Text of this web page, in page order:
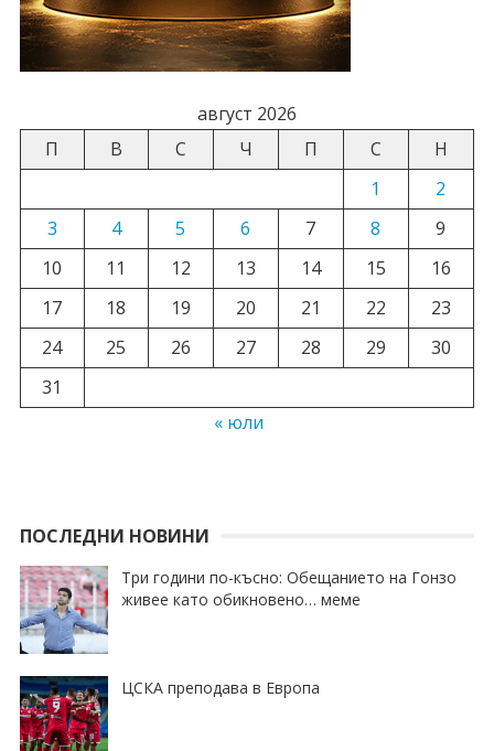
август 2026
П
В С Ч П С
Н
1
2
3
4 5 6 7 8
9
10
11 12 13 14 15
16
17
18 19 20 21 22
23
24
25 26 27 28 29
30
31
« юли
ПОСЛЕДНИ НОВИНИ
Три години по-късно: Обещанието на Гонзо
живее като обикновено… меме
ЦСКА преподава в Европа